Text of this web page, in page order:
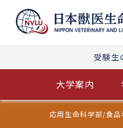
受験生
大学案内
応用生命科学部/食